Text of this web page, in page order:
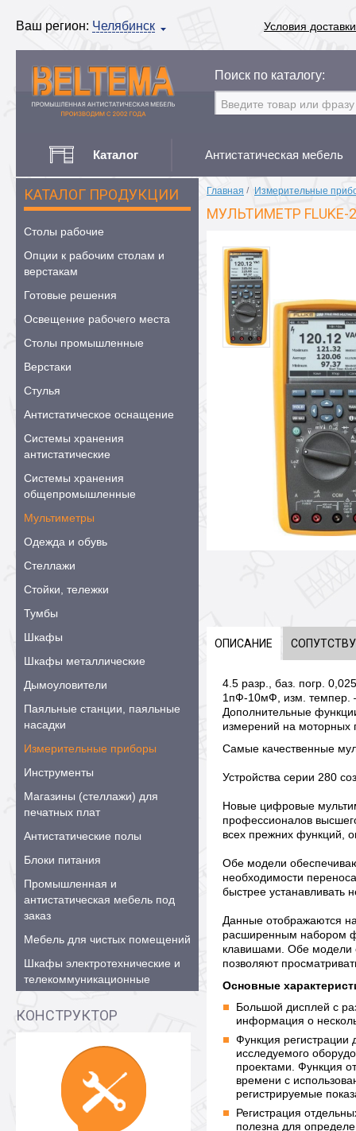
Ваш регион: Челябинск Условия доставки
Поиск по каталогу:
Каталог Антистатическая мебель
КАТАЛОГ ПРОДУКЦИИ
Столы рабочие
Опции к рабочим столам и
верстакам
Готовые решения
Освещение рабочего места
Столы промышленные
Верстаки
Стулья
Антистатическое оснащение
Системы хранения
антистатические
Системы хранения
общепромышленные
Мультиметры
Одежда и обувь
Стеллажи
Стойки, тележки
Тумбы
Шкафы
Шкафы металлические
Дымоуловители
Паяльные станции, паяльные
насадки
Измерительные приборы
Инструменты
Магазины (стеллажи) для
печатных плат
Антистатические полы
Блоки питания
Промышленная и
антистатическая мебель под
заказ
Мебель для чистых помещений
Шкафы электротехнические и
телекоммуникационные
КОНСТРУКТОР
Главная / Измерительные
МУЛЬТИМЕТР FLUKE-
ОПИСАНИЕ
4.5 разр., баз. погр.
1пФ-10мФ, изм. темпер.
Дополнительные
измерений на моторных
Самые качественные
Устройства серии 280
Новые цифровые
профессионалов
всех прежних функций,
Обе модели
необходимости
быстрее устанавливать
Данные отображаются
расширенным набором
клавишами. Обе модели
позволяют
Основные
Большой дисплей с
информация о
Функция регистрации
исследуемого
проектами. Функция
времени с
регистрируемые
Регистрация
полезна для